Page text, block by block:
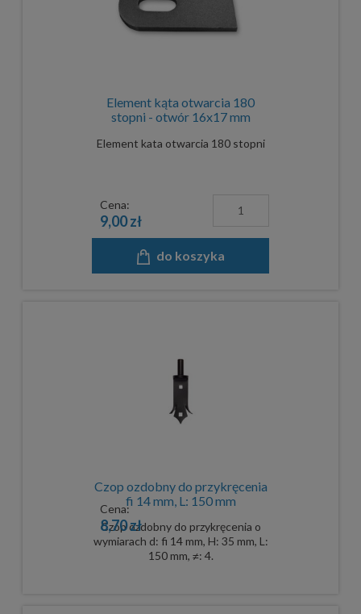
Element kąta otwarcia 180
stopni - otwór 16x17 mm
Element kata otwarcia 180 stopni
Cena:
9,00 zł
do koszyka
Czop ozdobny do przykręcenia
fi 14 mm, L: 150 mm
Czop ozdobny do przykręcenia o
wymiarach d: fi 14 mm, H: 35 mm, L:
150 mm, ≠: 4.
Cena:
8,70 zł